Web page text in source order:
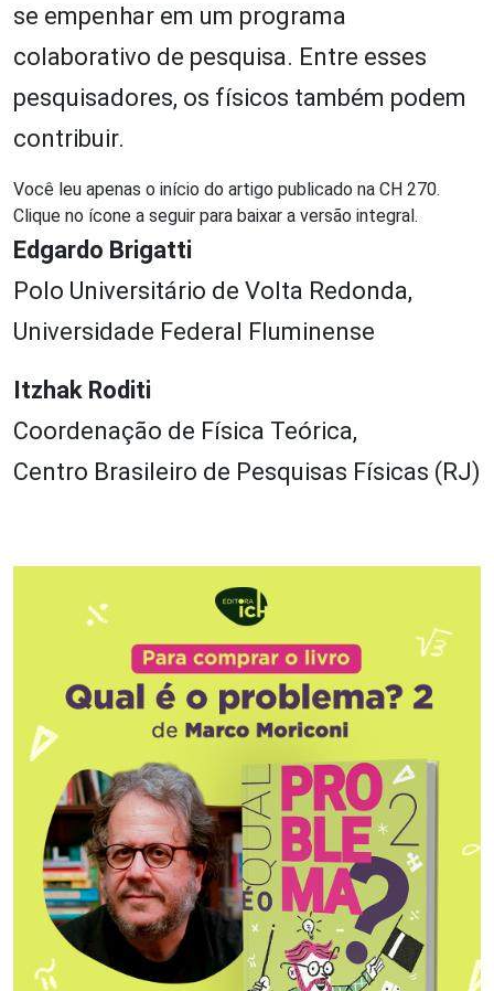
se empenhar em um programa
colaborativo de pesquisa. Entre esses
pesquisadores, os físicos também podem
contribuir.
Você leu apenas o início do artigo publicado na CH 270.
Clique no ícone a seguir para baixar a versão integral.
Edgardo Brigatti
Polo Universitário de Volta Redonda,
Universidade Federal Fluminense
Itzhak Roditi
Coordenação de Física Teórica,
Centro Brasileiro de Pesquisas Físicas (RJ)